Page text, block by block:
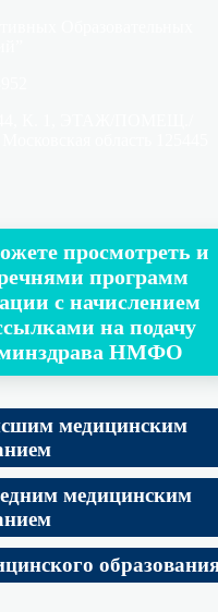
просмотреть и
программ
с начислением
на подачу
НМФО
медицинским
медицинским